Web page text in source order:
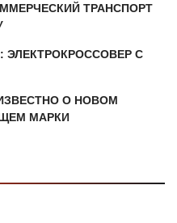
ТРАНСПОРТ
ЭЛЕКТРОКРОССОВЕР С
ИЗВЕСТНО О НОВОМ
МАРКИ